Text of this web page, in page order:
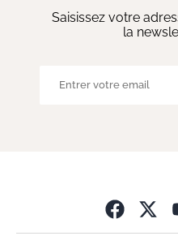
Saisissez votre
la